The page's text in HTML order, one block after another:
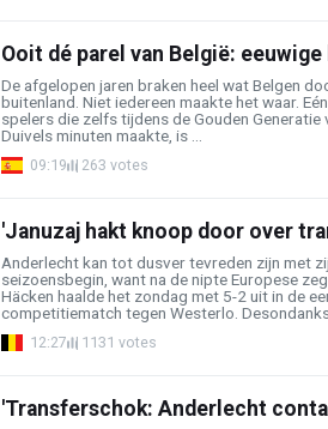
Ooit dé parel van België:
De afgelopen jaren braken heel wat Belgen
buitenland. Niet iedereen maakte het waar.
spelers die zelfs tijdens de Gouden Generatie
Duivels minuten maakte, is ...
09:19 263 votes
'Januzaj hakt knoop door over
Anderlecht kan tot dusver tevreden zijn met
seizoensbegin, want na de nipte Europese
Häcken haalde het zondag met 5-2 uit in de
competitiematch tegen Westerlo. Desondanks
12:27 1131 votes
'Transferschok: Anderlecht